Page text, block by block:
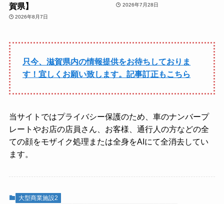
賀県】
2026年8月7日
2026年7月28日
只今、滋賀県内の情報提供をお待ちしておりま
す！宜しくお願い致します。記事訂正もこちら
当サイトではプライバシー保護のため、車のナンバープ
レートやお店の店員さん、お客様、通行人の方などの全
ての顔をモザイク処理または全身をAIにて全消去してい
ます。
大型商業施設2